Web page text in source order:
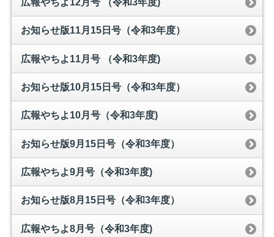
お知らせ版11月15日号（令和3年度）
広報やちよ11月号 （令和3年度)
お知らせ版10月15日号（令和3年度）
広報やちよ10月号（令和3年度)
お知らせ版9月15日号（令和3年度）
広報やちよ9月号（令和3年度)
お知らせ版8月15日号（令和3年度）
広報やちよ8月号（令和3年度)